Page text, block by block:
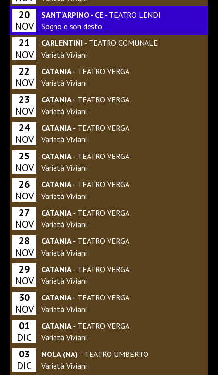
20
NOV
SANT'ARPINO - CE - TEATRO LENDI
Sogno e son desto
21
NOV
CARLENTINI - TEATRO COMUNALE
Varietà Viviani
22
NOV
CATANIA - TEATRO VERGA
Varietà Viviani
23
NOV
CATANIA - TEATRO VERGA
Varietà Viviani
24
NOV
CATANIA - TEATRO VERGA
Varietà Viviani
25
NOV
CATANIA - TEATRO VERGA
Varietà Viviani
26
NOV
CATANIA - TEATRO VERGA
Varietà Viviani
27
NOV
CATANIA - TEATRO VERGA
Varietà Viviani
28
NOV
CATANIA - TEATRO VERGA
Varietà Viviani
29
NOV
CATANIA - TEATRO VERGA
Varietà Viviani
30
NOV
CATANIA - TEATRO VERGA
Varietà Viviani
01
DIC
CATANIA - TEATRO VERGA
Varietà Viviani
03
DIC
NOLA (NA) - TEATRO UMBERTO
Varietà Viviani